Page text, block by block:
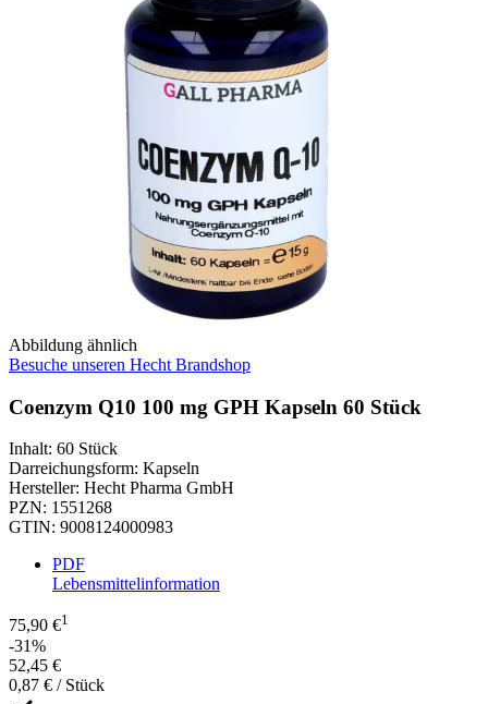
Abbildung ähnlich
Besuche unseren Hecht Brandshop
Coenzym Q10 100 mg GPH Kapseln 60 Stück
Inhalt: 60 Stück
Darreichungsform: Kapseln
Hersteller: Hecht Pharma GmbH
PZN: 1551268
GTIN: 9008124000983
PDF
Lebensmittelinformation
75,90 €1
-31%
52,45 €
0,87 € / Stück